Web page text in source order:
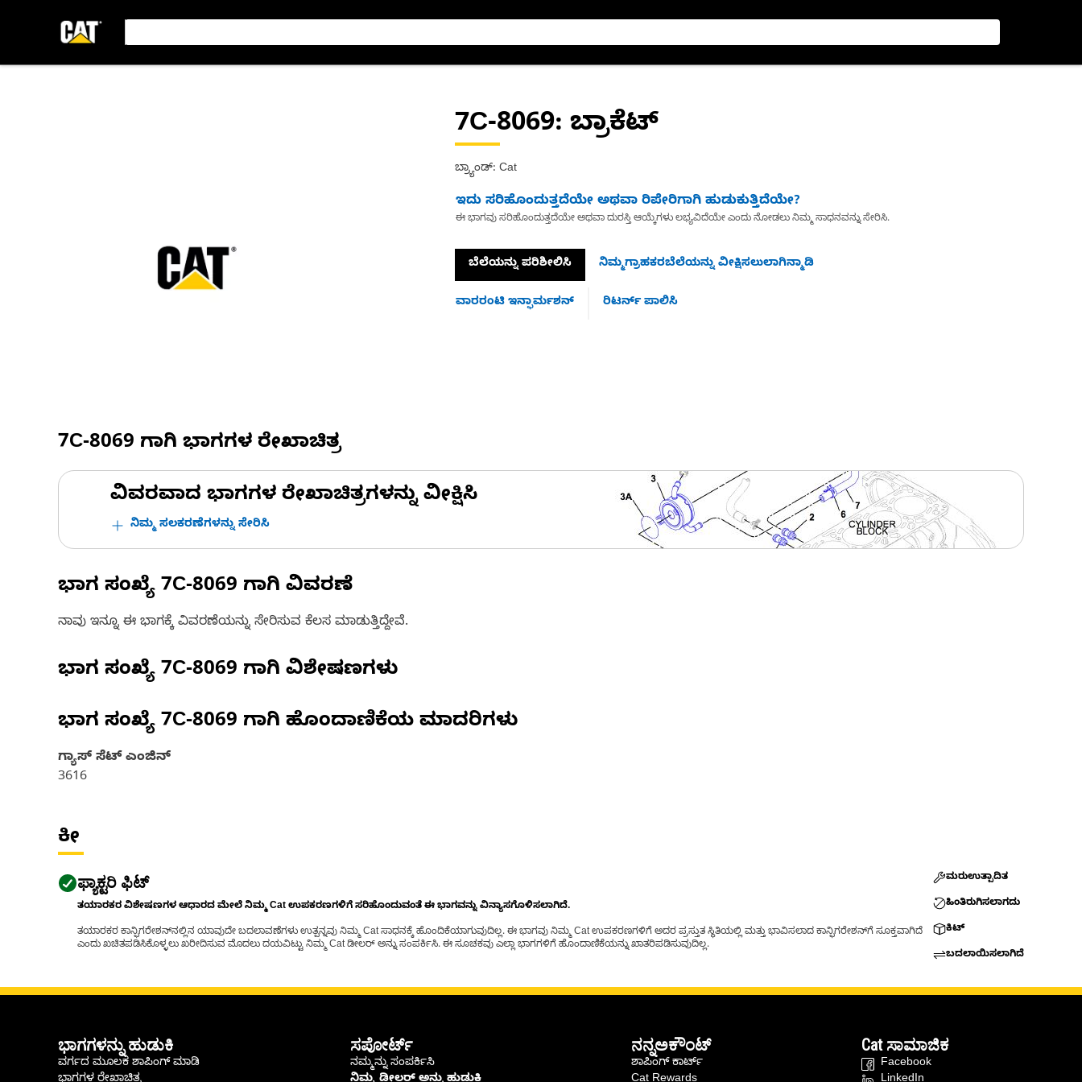
7C-8069: ಬ್ರಾಕೆಟ್
ಬ್ರ್ಯಾಂಡ್: Cat
ಇದು ಸರಿಹೊಂದುತ್ತದೆಯೇ ಅಥವಾ ರಿಪೇರಿಗಾಗಿ ಹುಡುಕುತ್ತಿದೆಯೇ?
ಈ ಭಾಗವು ಸರಿಹೊಂದುತ್ತದೆಯೇ ಅಥವಾ ದುರಸ್ತಿ ಆಯ್ಕೆಗಳು ಲಭ್ಯವಿದೆಯೇ ಎಂದು ನೋಡಲು ನಿಮ್ಮ ಸಾಧನವನ್ನು ಸೇರಿಸಿ.
ಬೆಲೆಯನ್ನು ಪರಿಶೀಲಿಸಿ ನಿಮ್ಮಗ್ರಾಹಕರಬೆಲೆಯನ್ನು ವೀಕ್ಷಿಸಲುಲಾಗಿನ್ಮಾಡಿ
ವಾರರಂಟಿ ಇನ್ಫಾರ್ಮಶನ್ ರಿಟರ್ನ್ ಪಾಲಿಸಿ
7C-8069 ಗಾಗಿ ಭಾಗಗಳ ರೇಖಾಚಿತ್ರ
ವಿವರವಾದ ಭಾಗಗಳ ರೇಖಾಚಿತ್ರಗಳನ್ನು ವೀಕ್ಷಿಸಿ
ನಿಮ್ಮ ಸಲಕರಣೆಗಳನ್ನು ಸೇರಿಸಿ
ಭಾಗ ಸಂಖ್ಯೆ 7C-8069 ಗಾಗಿ ವಿವರಣೆ
ನಾವು ಇನ್ನೂ ಈ ಭಾಗಕ್ಕೆ ವಿವರಣೆಯನ್ನು ಸೇರಿಸುವ ಕೆಲಸ ಮಾಡುತ್ತಿದ್ದೇವೆ.
ಭಾಗ ಸಂಖ್ಯೆ 7C-8069 ಗಾಗಿ ವಿಶೇಷಣಗಳು
ಭಾಗ ಸಂಖ್ಯೆ 7C-8069 ಗಾಗಿ ಹೊಂದಾಣಿಕೆಯ ಮಾದರಿಗಳು
ಗ್ಯಾಸ್‌ ಸೆಟ್‌ ಎಂಜಿನ್
3616
ಕೀ
ಫ್ಯಾಕ್ಟರಿ ಫಿಟ್
ತಯಾರಕರ ವಿಶೇಷಣಗಳ ಆಧಾರದ ಮೇಲೆ ನಿಮ್ಮ Cat ಉಪಕರಣಗಳಿಗೆ ಸರಿಹೊಂದುವಂತೆ ಈ ಭಾಗವನ್ನು ವಿನ್ಯಾಸಗೊಳಿಸಲಾಗಿದೆ.
ತಯಾರಕರ ಕಾನ್ಫಿಗರೇಶನ್‌ನಲ್ಲಿನ ಯಾವುದೇ ಬದಲಾವಣೆಗಳು ಉತ್ಪನ್ನವು ನಿಮ್ಮ Cat ಸಾಧನಕ್ಕೆ ಹೊಂದಿಕೆಯಾಗುವುದಿಲ್ಲ. ಈ ಭಾಗವು ನಿಮ್ಮ Cat ಉಪಕರಣಗಳಿಗೆ ಅದರ ಪ್ರಸ್ತುತ ಸ್ಥಿತಿಯಲ್ಲಿ ಮತ್ತು ಭಾವಿಸಲಾದ ಕಾನ್ಫಿಗರೇಶನ್‌ಗೆ ಸೂಕ್ತವಾಗಿದೆ
ಎಂದು ಖಚಿತಪಡಿಸಿಕೊಳ್ಳಲು ಖರೀದಿಸುವ ಮೊದಲು ದಯವಿಟ್ಟು ನಿಮ್ಮ Cat ಡೀಲರ್ ಅನ್ನು ಸಂಪರ್ಕಿಸಿ. ಈ ಸೂಚಕವು ಎಲ್ಲಾ ಭಾಗಗಳಿಗೆ ಹೊಂದಾಣಿಕೆಯನ್ನು ಖಾತರಿಪಡಿಸುವುದಿಲ್ಲ.
ಮರುಉತ್ಪಾದಿತ
ಹಿಂತಿರುಗಿಸಲಾಗದು
ಕಿಟ್
ಬದಲಾಯಿಸಲಾಗಿದೆ
ಭಾಗಗಳನ್ನು ಹುಡುಕಿ
ವರ್ಗದ ಮೂಲಕ ಶಾಪಿಂಗ್ ಮಾಡಿ
ಸಪೋರ್ಟ್
ನಮ್ಮನ್ನು ಸಂಪರ್ಕಿಸಿ
ನನ್ನಅಕೌಂಟ್
ಶಾಪಿಂಗ್ ಕಾರ್ಟ್
Cat ಸಾಮಾಜಿಕ
Facebook